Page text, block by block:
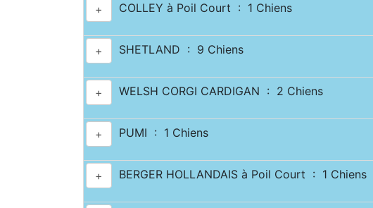
+ COLLEY à Poil Court : 1 Chiens
+ SHETLAND : 9 Chiens
+ WELSH CORGI CARDIGAN : 2 Chiens
+ PUMI : 1 Chiens
+ BERGER HOLLANDAIS à Poil Court : 1 Chiens